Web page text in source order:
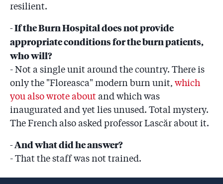
resilient.
- If the Burn Hospital does not provide
appropriate conditions for the burn patients,
who will?
- Not a single unit around the country. There is
only the "Floreasca" modern burn unit, which
you also wrote aboutand which was
inaugurated and yet lies unused. Total mystery.
The French also asked professor Lascăr about it.
- And what did he answer?
- That the staff was not trained.